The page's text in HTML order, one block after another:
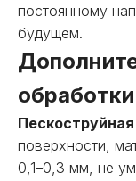
постоянному
будущем.
обработки
поверхности,
0,1–0,3 мм, не